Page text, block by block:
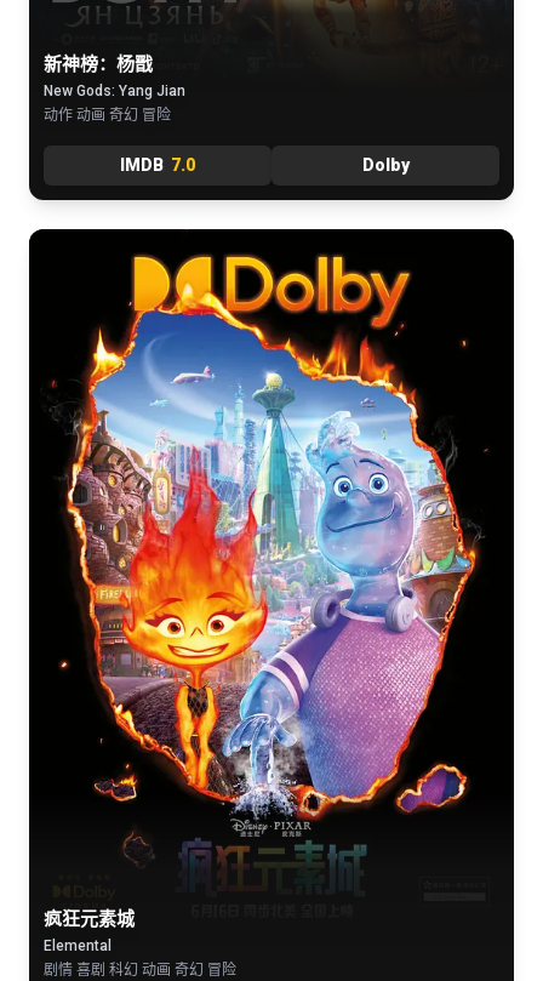
新神榜：杨戬
New Gods: Yang Jian
动作 动画 奇幻 冒险
IMDB 7.0 Dolby
疯狂元素城
Elemental
剧情 喜剧 科幻 动画 奇幻 冒险